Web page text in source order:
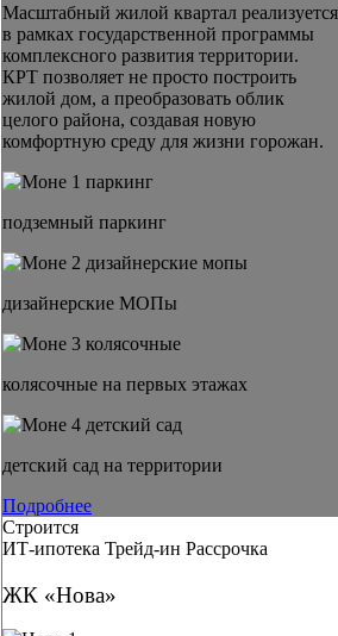
Масштабный жилой квартал реализуется
в рамках государственной программы
комплексного развития территории.
КРТ позволяет не просто построить
жилой дом, а преобразовать облик
целого района, создавая новую
комфортную среду для жизни горожан.
подземный паркинг
дизайнерские МОПы
колясочные на первых этажах
детский сад на территории
Подробнее
Строится
ИТ-ипотека Трейд-ин Рассрочка
ЖК «Нова»